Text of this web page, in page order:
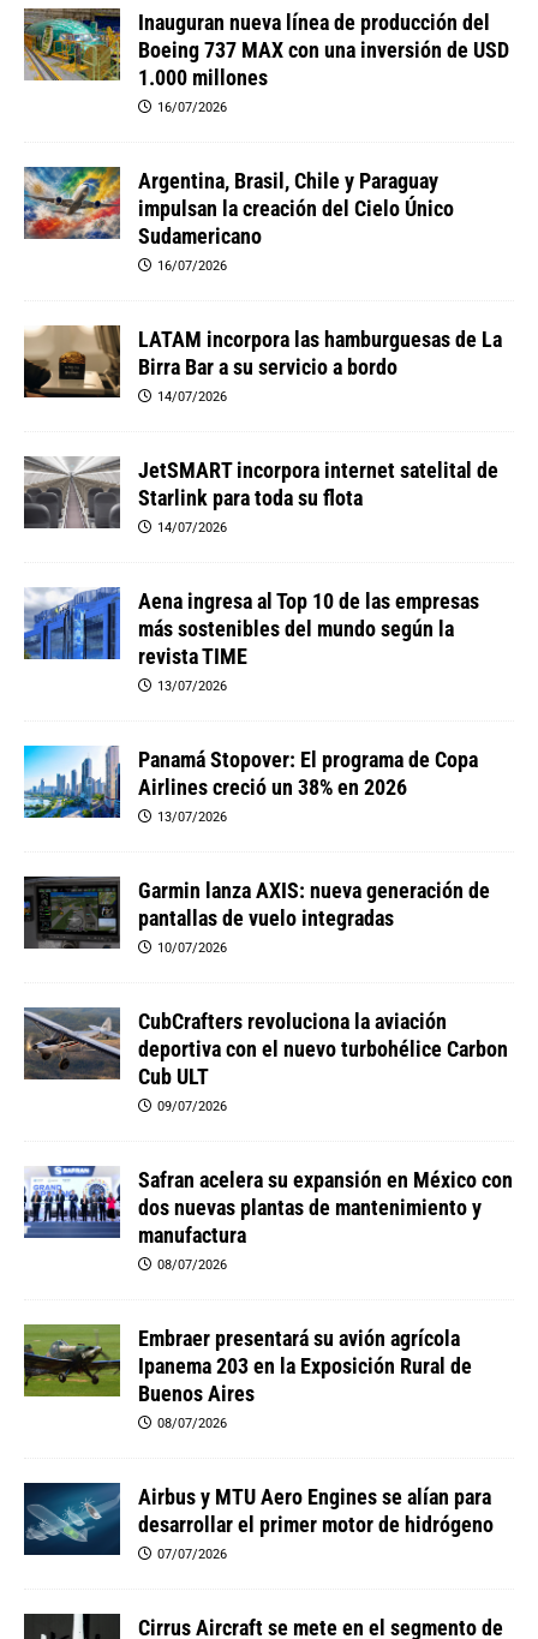
Inauguran nueva línea de producción del
Boeing 737 MAX con una inversión de USD
1.000 millones
16/07/2026
Argentina, Brasil, Chile y Paraguay
impulsan la creación del Cielo Único
Sudamericano
16/07/2026
LATAM incorpora las hamburguesas de La
Birra Bar a su servicio a bordo
14/07/2026
JetSMART incorpora internet satelital de
Starlink para toda su flota
14/07/2026
Aena ingresa al Top 10 de las empresas
más sostenibles del mundo según la
revista TIME
13/07/2026
Panamá Stopover: El programa de Copa
Airlines creció un 38% en 2026
13/07/2026
Garmin lanza AXIS: nueva generación de
pantallas de vuelo integradas
10/07/2026
CubCrafters revoluciona la aviación
deportiva con el nuevo turbohélice Carbon
Cub ULT
09/07/2026
Safran acelera su expansión en México con
dos nuevas plantas de mantenimiento y
manufactura
08/07/2026
Embraer presentará su avión agrícola
Ipanema 203 en la Exposición Rural de
Buenos Aires
08/07/2026
Airbus y MTU Aero Engines se alían para
desarrollar el primer motor de hidrógeno
07/07/2026
Cirrus Aircraft se mete en el segmento de